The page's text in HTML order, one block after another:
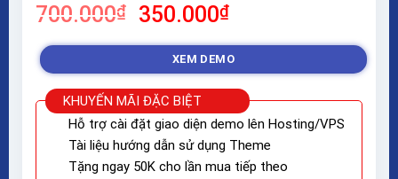
700.000₫
Giá
700.000₫.
350.000₫Giá
tại
là:
350.000₫.
XEM DEMO
KHUYẾN MÃI ĐẶC BIỆT
Hỗ trợ cài đặt giao diện demo lên Hosting/VPS
Tài liệu hướng dẫn sử dụng Theme
Tặng ngay 50K cho lần mua tiếp theo